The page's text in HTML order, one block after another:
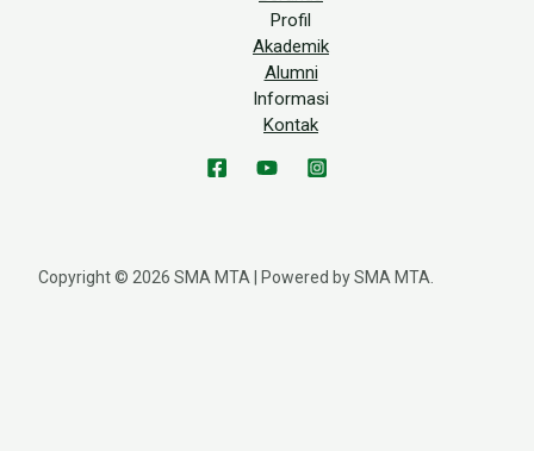
Profil
Akademik
Alumni
Informasi
Kontak
Copyright © 2026 SMA MTA | Powered by SMA MTA.